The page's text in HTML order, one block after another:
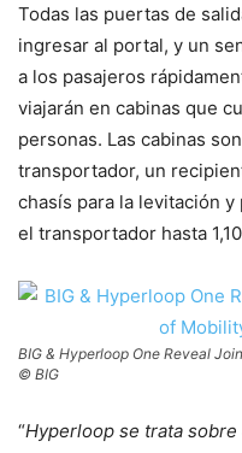
Todas las puertas de
ingresar al portal, y un
a los pasajeros
viajarán en cabinas que
personas. Las cabinas
transportador, un
chasís para la levitación
el transportador hasta
BIG & Hyperloop One Reveal
© BIG
“Hyperloop se trata